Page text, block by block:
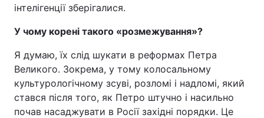
інтелігенції зберігалися.
У чому корені такого «розмежування»?
Я думаю, їх слід шукати в реформах Петра
Великого. Зокрема, у тому колосальному
культурологічному зсуві, розломі і надломі, який
стався після того, як Петро штучно і насильно
почав насаджувати в Росії західні порядки. Це